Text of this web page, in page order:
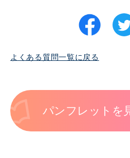
よくある質問一覧に戻る
パンフレットを